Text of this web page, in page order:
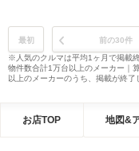
最初 前の30件
※人気のクルマは平均1ヶ月で掲載
物件数合計1万台以上のメーカー｜
以上のメーカーのうち、掲載が終
お店TOP 地図&